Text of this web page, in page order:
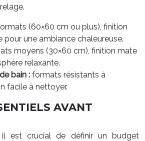
(60×60 cm ou plus), finition
pour une ambiance chaleureuse.
moyens (30×60 cm), finition mate
relaxante.
bain : formats résistants à
facile à nettoyer.
AVANT
est crucial de définir un budget